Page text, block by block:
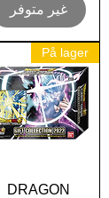
غير متوفر
På lager
DRAGON